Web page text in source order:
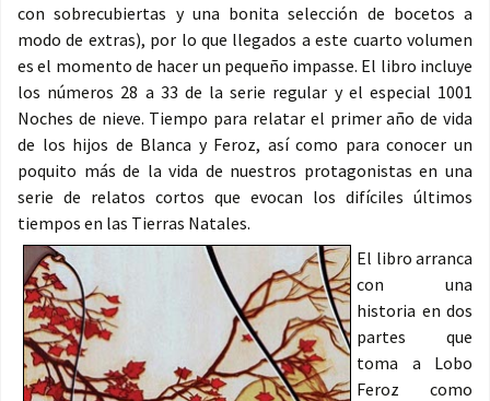
con sobrecubiertas y una bonita selección de bocetos a
modo de extras), por lo que llegados a este cuarto volumen
es el momento de hacer un pequeño impasse. El libro incluye
los números 28 a 33 de la serie regular y el especial 1001
Noches de nieve. Tiempo para relatar el primer año de vida
de los hijos de Blanca y Feroz, así como para conocer un
poquito más de la vida de nuestros protagonistas en una
serie de relatos cortos que evocan los difíciles últimos
tiempos en las Tierras Natales.
El libro arranca
con una
historia en dos
partes que
toma a Lobo
Feroz como